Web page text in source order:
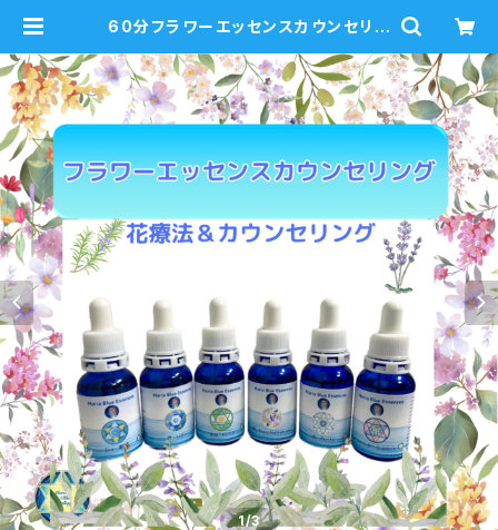
60分フラワーエッセンスカウンセリン
センス付 | mariablue
1/3